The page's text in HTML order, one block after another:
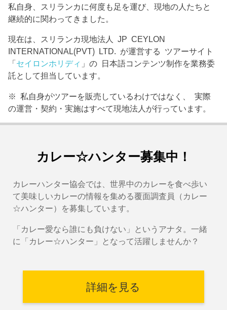
私自身、スリランカに何度も足を運び、現地の人たちと
継続的に関わってきました。
現在は、スリランカ現地法人 JP CEYLON
INTERNATIONAL(PVT) LTD. が運営する ツアーサイト
「セイロンホリディ 」の 日本語コンテンツ制作を業務委
託として担当しています。
※ 私自身がツアーを販売しているわけではなく、 実際
の運営・契約・実施はすべて現地法人が行っています。
カレー☆ハンター募集中！
カレーハンター協会では、世界中のカレーを食べ歩い
て美味しいカレーの情報を集める覆面調査員（カレー
☆ハンター）を募集しています。
「カレー愛なら誰にも負けない」というアナタ。一緒
に「カレー☆ハンター」となって活躍しませんか？
詳細を見る